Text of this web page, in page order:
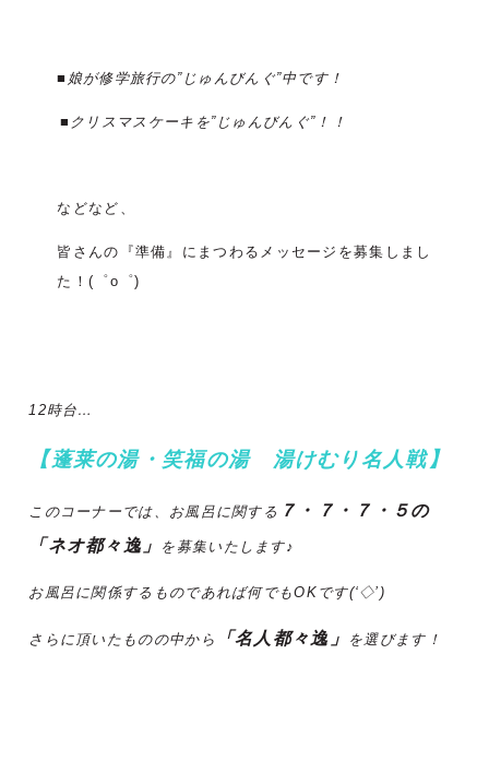
■娘が修学旅行の”じゅんびんぐ”中です！
■クリスマスケーキを”じゅんびんぐ”！！
などなど、
皆さんの『準備』にまつわるメッセージを募集しまし
た！(゜o゜)
12時台…
【蓬莱の湯・笑福の湯 湯けむり名人戦】
このコーナーでは、お風呂に関する ７・７・７・５の
「ネオ都々逸」
を募集いたします♪
お風呂に関係するものであれば何でもOKです(‘◇’)ゞ
さらに頂いたものの中から 「名人都々逸」 を選びます！